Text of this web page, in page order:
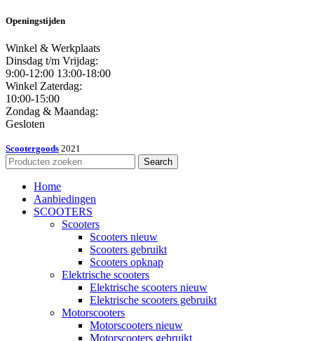
Openingstijden
Winkel & Werkplaats
Dinsdag t/m Vrijdag:
9:00-12:00 13:00-18:00
Winkel Zaterdag:
10:00-15:00
Zondag & Maandag:
Gesloten
Scootergoods 2021
Search
Home
Aanbiedingen
SCOOTERS
Scooters
Scooters nieuw
Scooters gebruikt
Scooters opknap
Elektrische scooters
Elektrische scooters nieuw
Elektrische scooters gebruikt
Motorscooters
Motorscooters nieuw
Motorscooters gebruikt